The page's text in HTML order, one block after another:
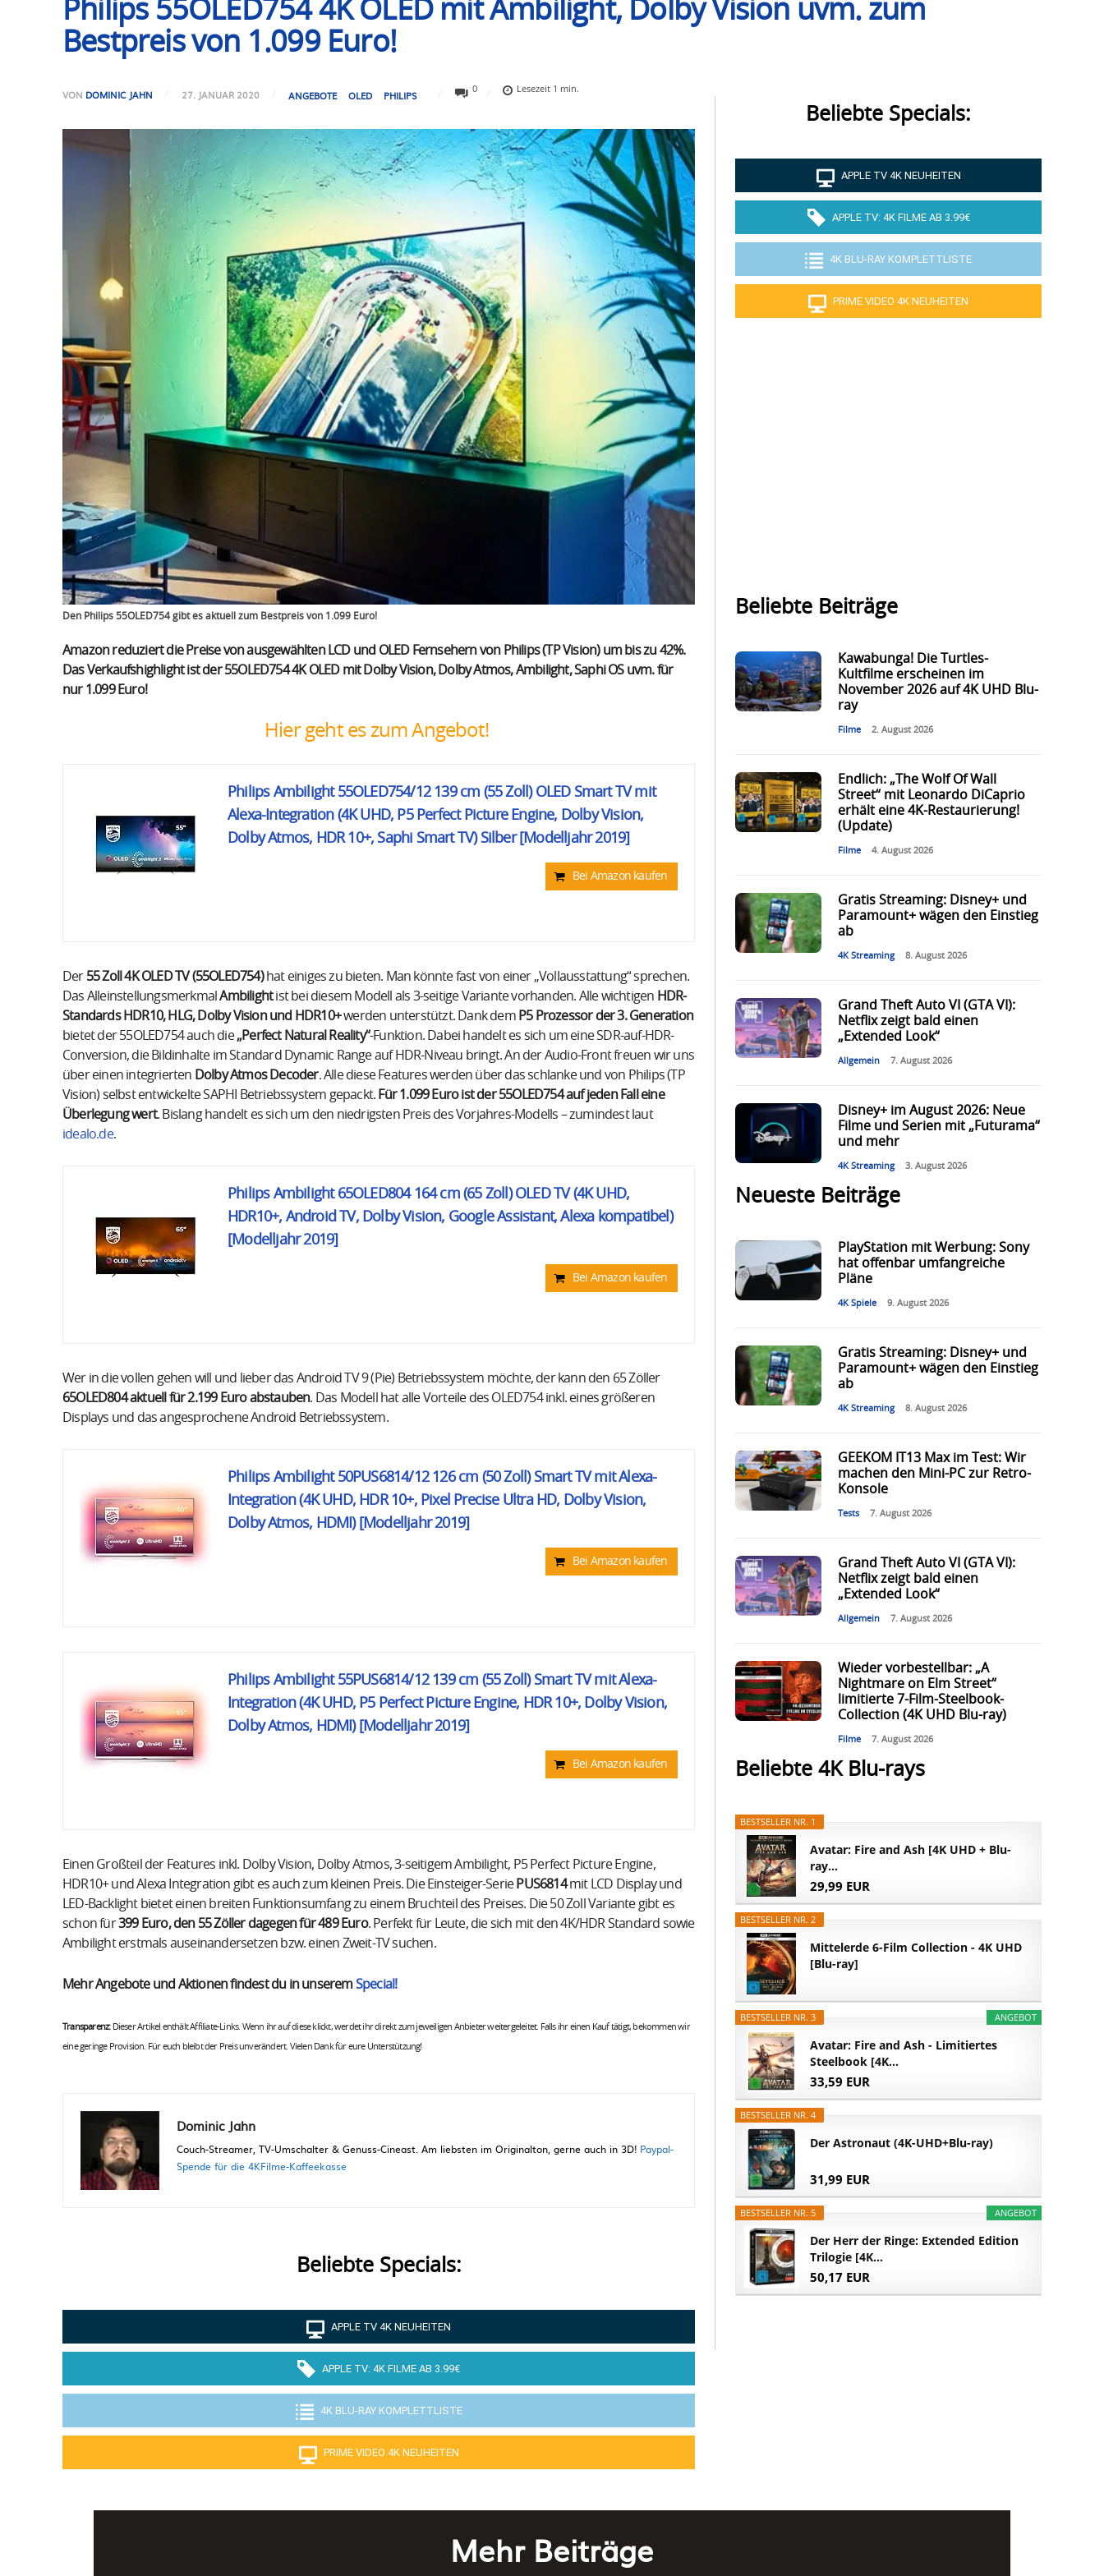
Philips 55OLED754 4K OLED mit Ambilight, Dolby Vision uvm. zum
Bestpreis von 1.099 Euro!
VON DOMINIC JAHN 27. JANUAR 2020 ANGEBOTE OLED PHILIPS
0 Lesezeit 1 min.
Den Philips 55OLED754 gibt es aktuell zum Bestpreis von 1.099 Euro!
Amazon reduziert die Preise von ausgewählten LCD und OLED Fernsehern von Philips (TP Vision) um bis zu 42%.
Das Verkaufshighlight ist der 55OLED754 4K OLED mit Dolby Vision, Dolby Atmos, Ambilight, Saphi OS uvm. für
nur 1.099 Euro!
Hier geht es zum Angebot!
Philips Ambilight 55OLED754/12 139 cm (55 Zoll) OLED Smart TV mit
Alexa-Integration (4K UHD, P5 Perfect Picture Engine, Dolby Vision,
Dolby Atmos, HDR 10+, Saphi Smart TV) Silber [Modelljahr 2019]
Bei Amazon kaufen
Der 55 Zoll 4K OLED TV (55OLED754)hat einiges zu bieten. Man könnte fast von einer „Vollausstattung“ sprechen.
Das Alleinstellungsmerkmal Ambilightist bei diesem Modell als 3-seitige Variante vorhanden. Alle wichtigen HDR-
Standards HDR10, HLG, Dolby Vision und HDR10+werden unterstützt. Dank dem P5 Prozessor der 3. Generation
bietet der 55OLED754 auch die„Perfect Natural Reality“-Funktion. Dabei handelt es sich um eine SDR-auf-HDR-
Conversion, die Bildinhalte im Standard Dynamic Range auf HDR-Niveau bringt. An der Audio-Front freuen wir uns
über einen integrierten Dolby Atmos Decoder. Alle diese Features werden über das schlanke und von Philips (TP
Vision) selbst entwickelte SAPHI Betriebssystem gepackt. Für 1.099 Euro ist der 55OLED754 auf jeden Fall eine
Überlegung wert. Bislang handelt es sich um den niedrigsten Preis des Vorjahres-Modells – zumindest laut
idealo.de.
Philips Ambilight 65OLED804 164 cm (65 Zoll) OLED TV (4K UHD,
HDR10+, Android TV, Dolby Vision, Google Assistant, Alexa kompatibel)
[Modelljahr 2019]
Bei Amazon kaufen
Wer in die vollen gehen will und lieber das Android TV 9 (Pie) Betriebssystem möchte, der kann den 65 Zöller
65OLED804 aktuell für 2.199 Euro abstauben. Das Modell hat alle Vorteile des OLED754 inkl. eines größeren
Displays und das angesprochene Android Betriebssystem.
Philips Ambilight 50PUS6814/12 126 cm (50 Zoll) Smart TV mit Alexa-
Integration (4K UHD, HDR 10+, Pixel Precise Ultra HD, Dolby Vision,
Dolby Atmos, HDMI) [Modelljahr 2019]
Bei Amazon kaufen
Philips Ambilight 55PUS6814/12 139 cm (55 Zoll) Smart TV mit Alexa-
Integration (4K UHD, P5 Perfect Picture Engine, HDR 10+, Dolby Vision,
Dolby Atmos, HDMI) [Modelljahr 2019]
Bei Amazon kaufen
Einen Großteil der Features inkl. Dolby Vision, Dolby Atmos, 3-seitigem Ambilight, P5 Perfect Picture Engine,
HDR10+ und Alexa Integration gibt es auch zum kleinen Preis. Die Einsteiger-SeriePUS6814mit LCD Display und
LED-Backlight bietet einen breiten Funktionsumfang zu einem Bruchteil des Preises. Die 50 Zoll Variante gibt es
schon für399 Euro, den 55 Zöller dagegen für 489 Euro. Perfekt für Leute, die sich mit den 4K/HDR Standard sowie
Ambilight erstmals auseinandersetzen bzw. einen Zweit-TV suchen.
Mehr Angebote und Aktionen findest du in unseremSpecial!
Transparenz:Dieser Artikel enthält Affiliate-Links. Wenn ihr auf diese klickt, werdet ihr direkt zum jeweiligen Anbieter weitergeleitet. Falls ihr einen Kauf tätigt, bekommen wir
eine geringe Provision. Für euch bleibt der Preis unverändert. Vielen Dank für eure Unterstützung!
Dominic Jahn
Couch-Streamer, TV-Umschalter & Genuss-Cineast. Am liebsten im Originalton, gerne auch in 3D! Paypal-
Spende für die 4KFilme-Kaffeekasse
Beliebte Specials:
APPLE TV 4K NEUHEITEN
APPLE TV: 4K FILME AB 3.99€
4K BLU-RAY KOMPLETTLISTE
PRIME VIDEO 4K NEUHEITEN
Beliebte Specials:
APPLE TV 4K NEUHEITEN
APPLE TV: 4K FILME AB 3.99€
4K BLU-RAY KOMPLETTLISTE
PRIME VIDEO 4K NEUHEITEN
Beliebte Beiträge
Kawabunga! Die Turtles-
Kultfilme erscheinen im
November 2026 auf 4K UHD Blu-
ray
Filme 2. August 2026
Endlich: „The Wolf Of Wall
Street“ mit Leonardo DiCaprio
erhält eine 4K-Restaurierung!
(Update)
Filme 4. August 2026
Gratis Streaming: Disney+ und
Paramount+ wägen den Einstieg
ab
4K Streaming 8. August 2026
Grand Theft Auto VI (GTA VI):
Netflix zeigt bald einen
„Extended Look“
Allgemein 7. August 2026
Disney+ im August 2026: Neue
Filme und Serien mit „Futurama“
und mehr
4K Streaming 3. August 2026
Neueste Beiträge
PlayStation mit Werbung: Sony
hat offenbar umfangreiche
Pläne
4K Spiele 9. August 2026
Gratis Streaming: Disney+ und
Paramount+ wägen den Einstieg
ab
4K Streaming 8. August 2026
GEEKOM IT13 Max im Test: Wir
machen den Mini-PC zur Retro-
Konsole
Tests 7. August 2026
Grand Theft Auto VI (GTA VI):
Netflix zeigt bald einen
„Extended Look“
Allgemein 7. August 2026
Wieder vorbestellbar: „A
Nightmare on Elm Street“
limitierte 7-Film-Steelbook-
Collection (4K UHD Blu-ray)
Filme 7. August 2026
Beliebte 4K Blu-rays
BESTSELLER NR. 1
Avatar: Fire and Ash [4K UHD + Blu-
ray...
29,99 EUR
BESTSELLER NR. 2
Mittelerde 6-Film Collection - 4K UHD
[Blu-ray]
ANGEBOT
BESTSELLER NR. 3
Avatar: Fire and Ash - Limitiertes
Steelbook [4K...
33,59 EUR
BESTSELLER NR. 4
Der Astronaut (4K-UHD+Blu-ray)
31,99 EUR
ANGEBOT
BESTSELLER NR. 5
Der Herr der Ringe: Extended Edition
Trilogie [4K...
50,17 EUR
Mehr Beiträge